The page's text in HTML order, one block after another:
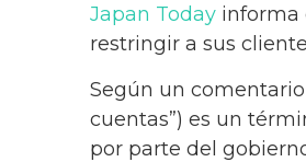
Japan Today informa
restringir a sus
Según un
cuentas”) es un
por parte del